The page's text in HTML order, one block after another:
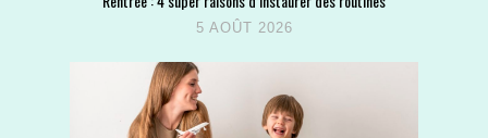
5 AOÛT 2026